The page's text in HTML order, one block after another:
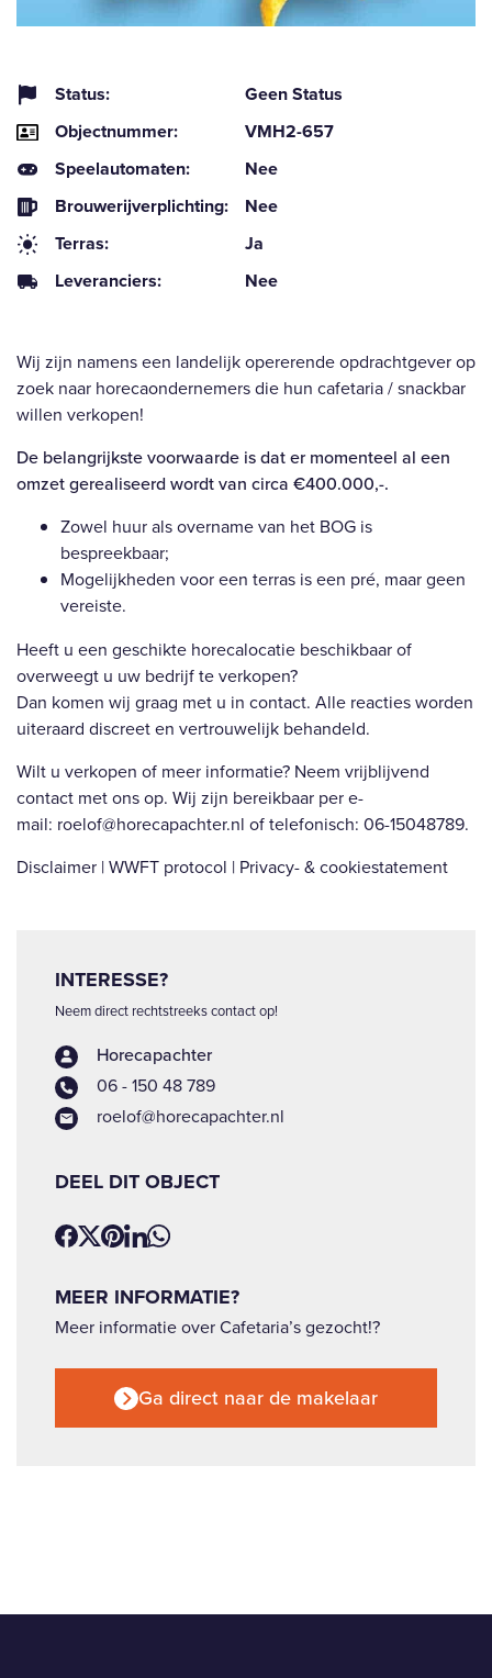
Status:
Geen Status
Objectnummer:
VMH2-657
Speelautomaten:
Nee
Brouwerijverplichting:
Nee
Terras:
Ja
Leveranciers:
Nee
Wij zijn namens een landelijk opererende opdrachtgever op
zoek naar horecaondernemers die hun cafetaria / snackbar
willen verkopen!
De belangrijkste voorwaarde is dat er momenteel al een
omzet gerealiseerd wordt van circa €400.000,-.
Zowel huur als overname van het BOG is
bespreekbaar;
Mogelijkheden voor een terras is een pré, maar geen
vereiste.
Heeft u een geschikte horecalocatie beschikbaar of
overweegt u uw bedrijf te verkopen?
Dan komen wij graag met u in contact. Alle reacties worden
uiteraard discreet en vertrouwelijk behandeld.
Wilt u verkopen of meer informatie? Neem vrijblijvend
contact met ons op. Wij zijn bereikbaar per e-
mail: roelof@horecapachter.nl of telefonisch: 06-15048789.
Disclaimer | WWFT protocol | Privacy- & cookiestatement
INTERESSE?
Neem direct rechtstreeks contact op!
Horecapachter
06 - 150 48 789
roelof@horecapachter.nl
DEEL DIT OBJECT
MEER INFORMATIE?
Meer informatie over Cafetaria’s gezocht!?
Ga direct naar de makelaar